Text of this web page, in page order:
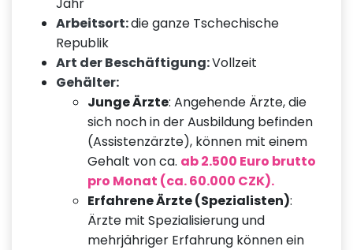
Arbeitsort:die ganze Tschechische
Republik
Art der Beschäftigung:Vollzeit
Gehälter:
Junge Ärzte: Angehende Ärzte, die
sich noch in der Ausbildung befinden
(Assistenzärzte), können mit einem
Gehalt von ca. ab 2.500 Euro brutto
pro Monat (ca. 60.000 CZK).
Erfahrene Ärzte (Spezialisten):
Ärzte mit Spezialisierung und
mehrjähriger Erfahrung können ein